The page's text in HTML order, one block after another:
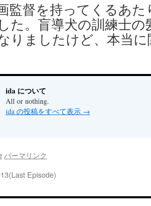
監督を持ってくるあた
た。盲導犬の訓練士
りましたけど、本当
ida について
All or nothing.
ida の投稿をすべて表示 →
パーマリンク
Episode)